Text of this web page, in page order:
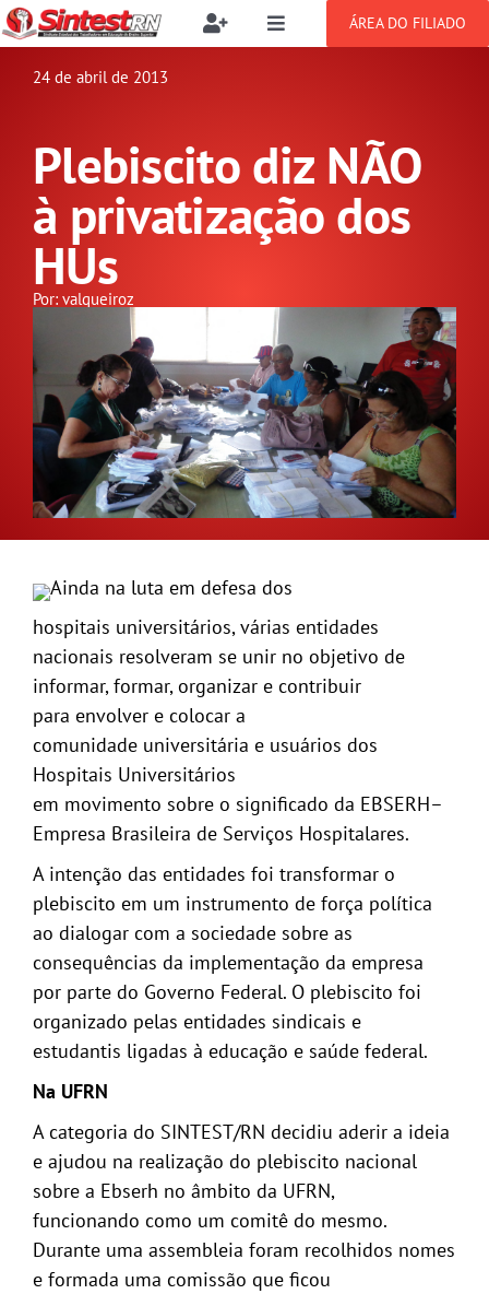
Ir
para
Toggle
Buscar
resultados
Filie-se
Benefícios
Setor jurídico
Toggle
SOBRE
NOTÍCIAS
PUBLICAÇÕES
CONGRESSOS
GREVE
DOCUMENTOS
GALERIA
ÁREA DO FILIADO
24 de abril de 2013
Plebiscito diz NÃO
à privatização dos
HUs
Por: valqueiroz
Ainda na luta em defesa dos
hospitais universitários, várias entidades
nacionais resolveram se unir no objetivo de
informar, formar, organizar e contribuir
para envolver e colocar a
comunidade universitária e usuários dos
Hospitais Universitários
em movimento sobre o significado da EBSERH–
Empresa Brasileira de Serviços Hospitalares.
A intenção das entidades foi transformar o
plebiscito em um instrumento de força política
ao dialogar com a sociedade sobre as
consequências da implementação da empresa
por parte do Governo Federal. O plebiscito foi
organizado pelas entidades sindicais e
estudantis ligadas à educação e saúde federal.
Na UFRN
A categoria do SINTEST/RN decidiu aderir a ideia
e ajudou na realização do plebiscito nacional
sobre a Ebserh no âmbito da UFRN,
funcionando como um comitê do mesmo.
Durante uma assembleia foram recolhidos nomes
e formada uma comissão que ficou